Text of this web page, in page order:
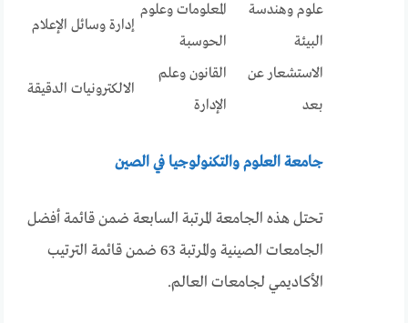
علوم وهندسة
البيئة
المعلومات وعلوم
الحوسبة
إدارة وسائل الإعلام
الاستشعار عن
بعد
القانون وعلم
الإدارة
الالكترونيات الدقيقة
جامعة العلوم والتكنولوجيا في الصين
تحتل هذه الجامعة المرتبة السابعة ضمن قائمة أفضل
الجامعات الصينية والمرتبة 63 ضمن قائمة الترتيب
الأكاديمي لجامعات العالم.